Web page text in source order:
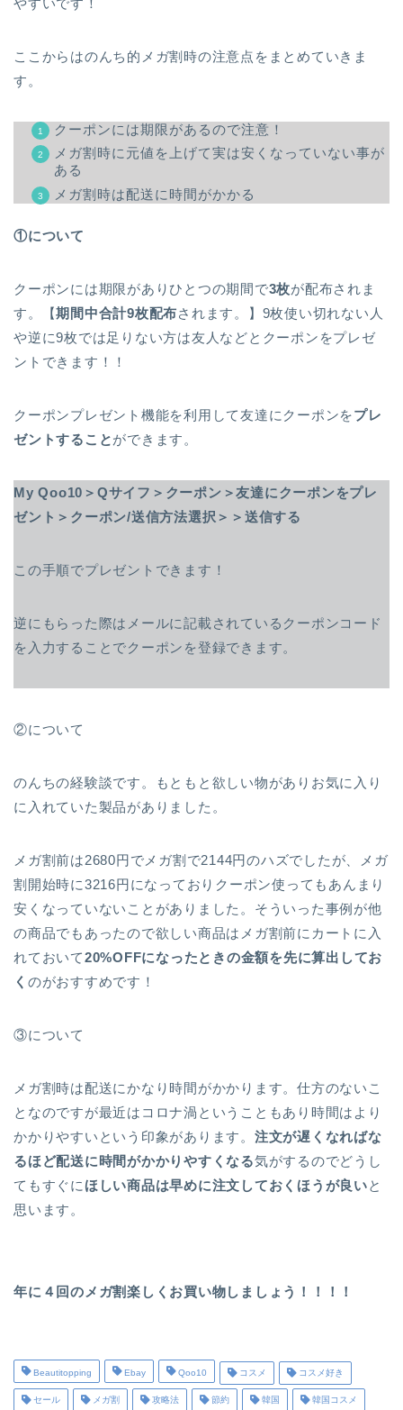
ここからはのんち的メガ割時の注意点をまとめていきま
す。
クーポンには期限があるので注意！
メガ割時に元値を上げて実は安くなっていない事が
ある
メガ割時は配送に時間がかかる
①について
クーポンには期限がありひとつの期間で3枚が配布されま
す。【期間中合計9枚配布されます。】9枚使い切れない人
や逆に9枚では足りない方は友人などとクーポンをプレゼ
ントできます！！
クーポンプレゼント機能を利用して友達にクーポンをプレ
ゼントすることができます。
My Qoo10＞Qサイフ＞クーポン＞友達にクーポンをプレ
ゼント＞クーポン/送信方法選択＞＞送信する
この手順でプレゼントできます！
逆にもらった際はメールに記載されているクーポンコード
を入力することでクーポンを登録できます。
②について
のんちの経験談です。もともと欲しい物がありお気に入り
に入れていた製品がありました。
メガ割前は2680円でメガ割で2144円のハズでしたが、メガ
割開始時に3216円になっておりクーポン使ってもあんまり
安くなっていないことがありました。そういった事例が他
の商品でもあったので欲しい商品はメガ割前にカートに入
れておいて20%OFFになったときの金額を先に算出してお
く のがおすすめです！
③について
メガ割時は配送にかなり時間がかかります。仕方のないこ
となのですが最近はコロナ渦ということもあり時間はより
かかりやすいという印象があります。 注文が遅くなればな
るほど配送に時間がかかりやすくなる気がするのでどうし
てもすぐに ほしい商品は早めに注文しておくほうが良いと
思います。
年に４回のメガ割楽しくお買い物しましょう！！！！
Beautitopping Ebay Qoo10 コスメ コスメ好き
セール メガ割 攻略法 節約 韓国 韓国コスメ